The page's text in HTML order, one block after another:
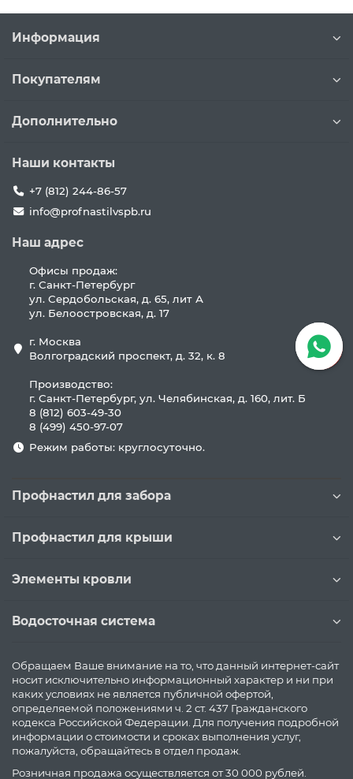
Информация
Покупателям
Дополнительно
Наши контакты
+7 (812) 244-86-57
info@profnastilvspb.ru
Наш адрес
Офисы продаж:
г. Санкт-Петербург
ул. Сердобольская, д. 65, лит А
ул. Белоостровская, д. 17
г. Москва
Волгоградский проспект, д. 32, к. 8
Производство:
г. Санкт-Петербург, ул. Челябинская, д. 160, лит. Б
8 (812) 603-49-30
8 (499) 450-97-07
Режим работы: круглосуточно.
Профнастил для забора
Профнастил для крыши
Элементы кровли
Водосточная система
Обращаем Ваше внимание на то, что данный интернет-сайт
носит исключительно информационный характер и ни при
каких условиях не является публичной офертой,
определяемой положениями ч. 2 ст. 437 Гражданского
кодекса Российской Федерации. Для получения подробной
информации о стоимости и сроках выполнения услуг,
пожалуйста, обращайтесь в отдел продаж.
Розничная продажа осуществляется от 30 000 рублей.